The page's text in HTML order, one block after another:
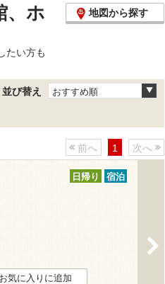
、ホ
地図から探す
たい方も
並び替え おすすめ順
前へ 1 次へ
日帰り 宿泊
お気に入りに追加